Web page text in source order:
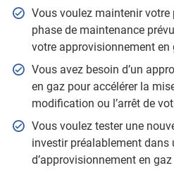
Vous voulez maintenir
phase de maintenance
votre approvisionnement en
Vous avez besoin d’un
en gaz pour accélérer la
modification ou l’arrêt de
Vous voulez tester une
investir préalablement dans
d’approvisionnement en gaz